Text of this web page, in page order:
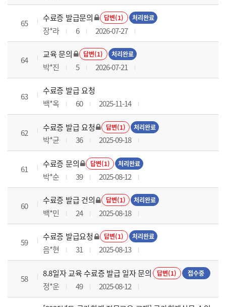
65
수료증 발급문의 답변(1) 처리완료
장*라 6 2026-07-27
64
교육 문의 답변(1) 처리완료
박*진 5 2026-07-21
63
수료증 발급 요청
백*옥
60 2025-11-14
62
수료증 발급 요청 답변(1) 처리완료
박*균 36 2025-09-18
61
수료증 문의 답변(1) 처리완료
박*순 39 2025-08-12
60
수료증 발급 건의 답변(1) 처리완료
백*민 24 2025-08-18
59
수료증 발급요청 답변(1) 처리완료
음*현 31 2025-08-13
58
8.8일자 교육 수료증 발급 일자 문의 답변(1) 접수중
정*운 49 2025-08-12